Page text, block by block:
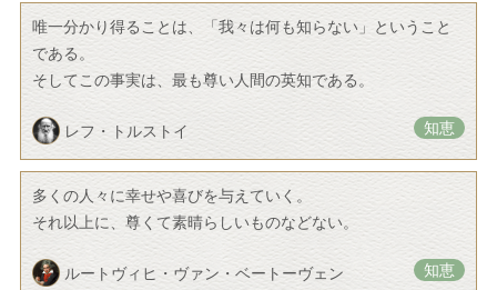
唯一分かり得ることは、「我々は何も知らない」ということ
である。
そしてこの事実は、最も尊い人間の英知である。
レフ・トルストイ 知恵
多くの人々に幸せや喜びを与えていく。
それ以上に、尊くて素晴らしいものなどない。
ルートヴィヒ・ヴァン・ベートーヴェン 知恵